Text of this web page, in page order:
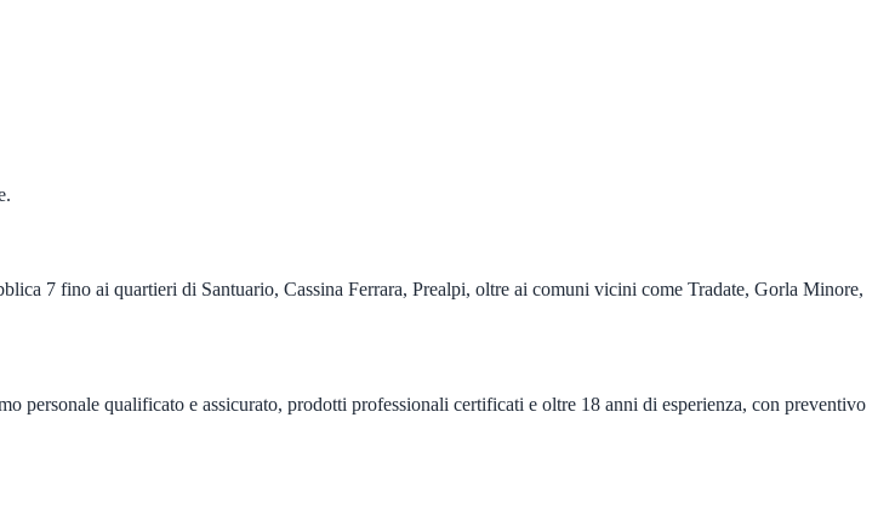
7 fino ai quartieri di Santuario, Cassina Ferrara, Prealpi, oltre ai comuni vicini come Tradate, Gorla Minore,
personale qualificato e assicurato, prodotti professionali certificati e oltre 18 anni di esperienza, con preventivo